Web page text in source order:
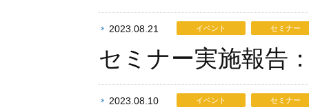
2023.08.21 イベント セミナー
セミナー実施報告
2023.08.10 イベント セミナー